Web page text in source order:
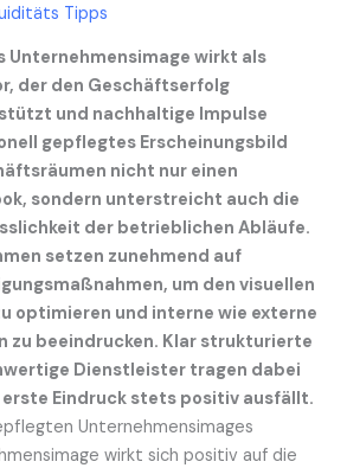
Tipps
Unternehmensimage wirkt als
der den Geschäftserfolg
und nachhaltige Impulse
gepflegtes Erscheinungsbild
nicht nur einen
sondern unterstreicht auch die
der betrieblichen Abläufe.
setzen zunehmend auf
um den visuellen
optimieren und interne wie externe
zu beeindrucken. Klar strukturierte
Dienstleister tragen dabei
erste Eindruck stets positiv ausfällt.
Unternehmensimages
wirkt sich positiv auf die